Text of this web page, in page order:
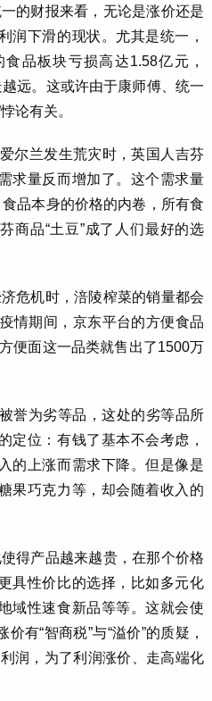
的财报来看，无论是涨价还是
润下滑的现状。尤其是统一，
品板块亏损高达1.58亿元，
远。这或许由于康师傅、统一
论有关。
尔兰发生荒灾时，英国人吉芬
求量反而增加了。这个需求量
品本身的价格的内卷，所有食
商品“土豆”成了人们最好的选
危机时，涪陵榨菜的销量都会
情期间，京东平台的方便食品
便面这一品类就售出了1500万
誉为劣等品，这处的劣等品所
定位：有钱了基本不会考虑，
的上涨而需求下降。但是像是
果巧克力等，却会随着收入的
得产品越来越贵，在那个价格
具性价比的选择，比如多元化
域性速食新品等等。这就会使
有“智商税”与“溢价”的质疑，
润，为了利润涨价、走高端化